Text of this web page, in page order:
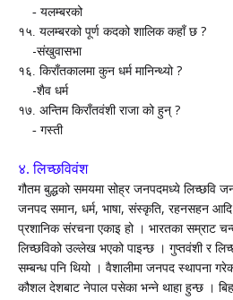
- यलम्बरको
१५. यलम्बरको पूर्ण कदको शालिक कहाँ छ ?
-संखुवासभा
१६. किराँतकालमा कुन धर्म मानिन्थ्यो ?
-शैव धर्म
१७. अन्तिम किराँतवंशी राजा को हुन् ?
- गस्ती
४. लिच्छविवंश
गौतम बुद्धको समयमा सोह्र जनपदमध्ये लिच्छवि
जनपद समान, धर्म, भाषा, संस्कृति, रहनसहन आदि
प्रशानिक संरचना एकाइ हो । भारतका सम्राट
लिच्छविको उल्लेख भएको पाइन्छ । गुप्‍तवंशी र
सम्बन्ध पनि थियो । वैशालीमा जनपद स्थापना
कौशल देशबाट नेपाल पसेका भन्ने थाहा हुन्छ ।